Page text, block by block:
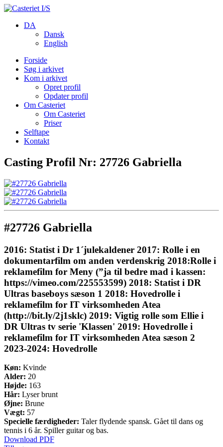
DA
Dansk
English
Forside
Søg i arkivet
Kom i arkivet
Opret profil
Opdater profil
Om Casteriet
Om Casteriet
Priser
Selftape
Kontakt
Casting Profil Nr: 27726 Gabriella
#27726 Gabriella
2016: Statist i Dr 1´julekaldener 2017: Rolle i en
dokumentarfilm om anden verdenskrig 2018:Rolle i
reklamefilm for Meny (”ja til bedre mad i kassen:
https://vimeo.com/225553599) 2018: Statist i DR
Ultras baseboys sæson 1 2018: Hovedrolle i
reklamefilm for IT virksomheden Atea
(http://bit.ly/2j1sklc) 2019: Vigtig rolle som Ellie i
DR Ultras tv serie 'Klassen' 2019: Hovedrolle i
reklamefilm for IT virksomheden Atea sæson 2
2023-2024: Hovedrolle
Køn: Kvinde
Alder: 20
Højde: 163
Hår: Lyser brunt
Øjne: Brune
Vægt: 57
Specielle færdigheder: Taler flydende spansk. Gået til dans og
tennis i 6 år. Spiller guitar og bas.
Download PDF